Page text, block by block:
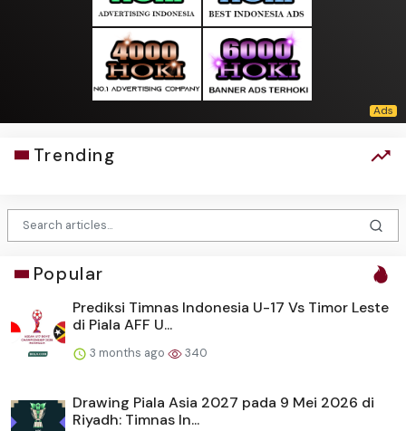
Trending
Popular
Prediksi Timnas Indonesia U-17 Vs Timor Leste
di Piala AFF U...
3 months ago 340
Drawing Piala Asia 2027 pada 9 Mei 2026 di
Riyadh: Timnas In...